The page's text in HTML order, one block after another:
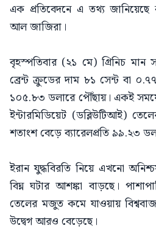
এক প্রতিবেদনে এ তথ্য জানিয়েছে
আল জাজিরা।
বৃহস্পতিবার (২১ মে) গ্রিনিচ মান
ব্রেন্ট ক্রুডের দাম ৮১ সেন্ট বা
১০৫.৮৩ ডলারে পৌঁছায়। একই সময়ে
ইন্টারমিডিয়েট (ডব্লিউটিআই)
শতাংশ বেড়ে ব্যারেলপ্রতি ৯৯.২৩
ইরান যুদ্ধবিরতি নিয়ে এখনো
বিঘ্ন ঘটার আশঙ্কা বাড়ছে।
তেলের মজুত কমে যাওয়ায়
উদ্বেগ আরও বেড়েছে।